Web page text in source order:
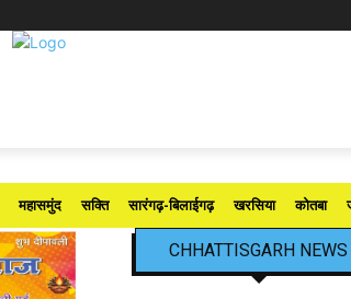
महासमुंद सक्ति सारंगढ़-बिलाईगढ़ खरसिया कोतबा
CHHATTISGARH NEWS